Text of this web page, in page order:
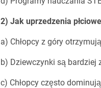
2) Jak uprzedzenia
a) Chłopcy z góry
b) Dziewczynki są bardziej
c) Chłopcy często